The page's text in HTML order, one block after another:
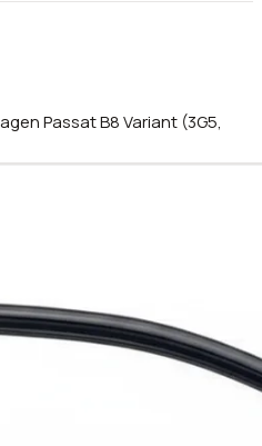
Passat B8 Variant (3G5,